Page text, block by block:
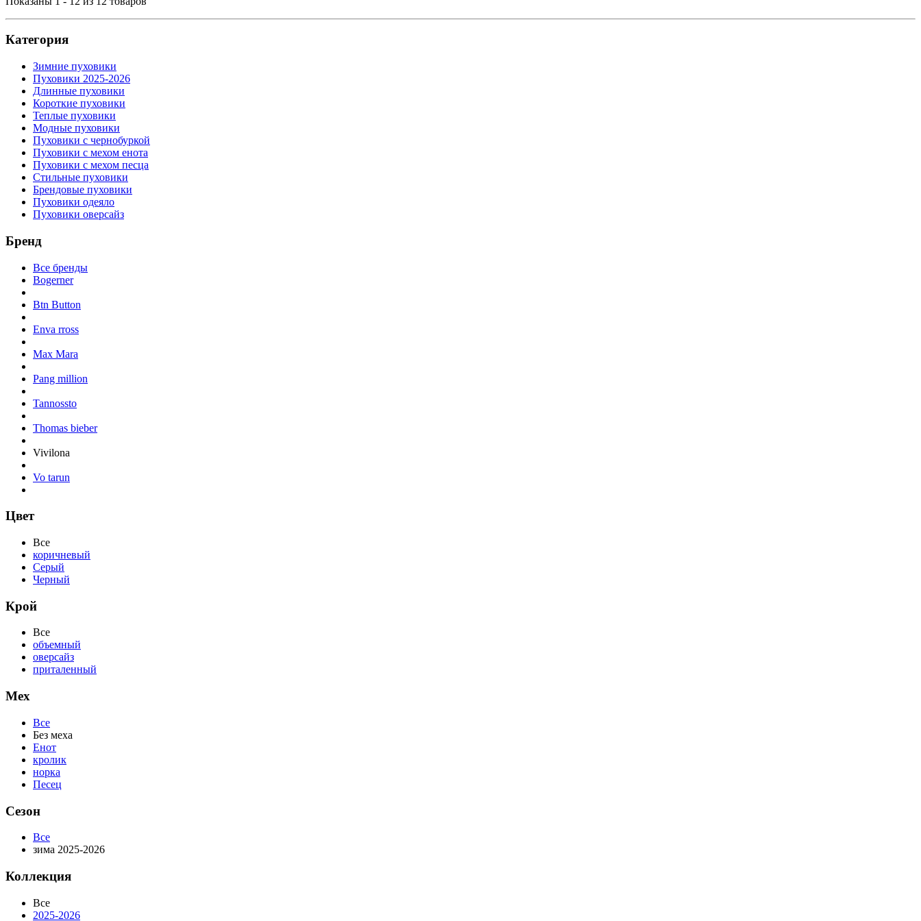
Категория
Зимние пуховики
Пуховики 2025-2026
Длинные пуховики
Короткие пуховики
Теплые пуховики
Модные пуховики
Пуховики с чернобуркой
Пуховики с мехом енота
Пуховики с мехом песца
Стильные пуховики
Брендовые пуховики
Пуховики одеяло
Пуховики оверсайз
Бренд
Все бренды
Bogerner
Btn Button
Enva rross
Max Mara
Pang million
Tannossto
Thomas bieber
Vivilona
Vo tarun
Цвет
Все
коричневый
Серый
Черный
Крой
Все
объемный
оверсайз
приталенный
Мех
Все
Без меха
Енот
кролик
норка
Песец
Сезон
Все
зима 2025-2026
Коллекция
Все
2025-2026